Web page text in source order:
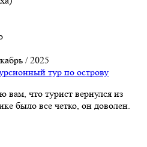
/ 2025
тур по острову
что турист вернулся из
было все четко, он доволен.